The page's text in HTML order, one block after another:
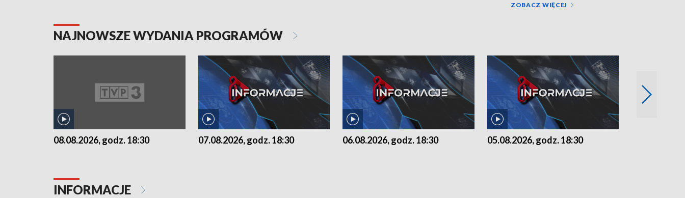
ZOBACZ WIĘCEJ
NAJNOWSZE WYDANIA PROGRAMÓW
08.08.2026, godz. 18:30 07.08.2026, godz. 18:30 06.08.2026, godz. 18:30 05.08.2026, godz. 18:30
INFORMACJE